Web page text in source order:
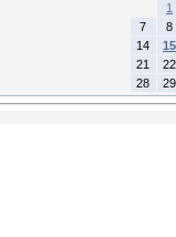
1
7
8
14
15
21
22
28
29